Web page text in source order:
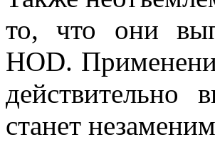
то, что они
HOD.
действительно
станет